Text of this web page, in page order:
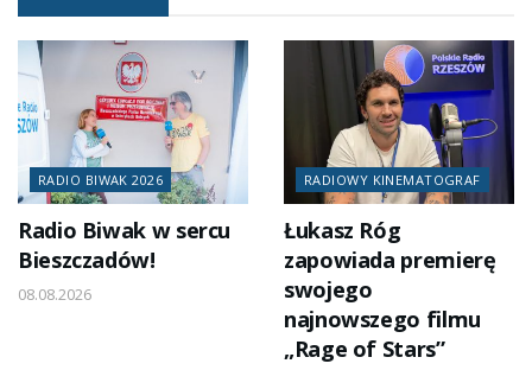
RADIO BIWAK 2026
Radio Biwak w sercu
Bieszczadów!
08.08.2026
RADIOWY KINEMATOGRAF
Łukasz Róg
zapowiada premierę
swojego
najnowszego filmu
„Rage of Stars”